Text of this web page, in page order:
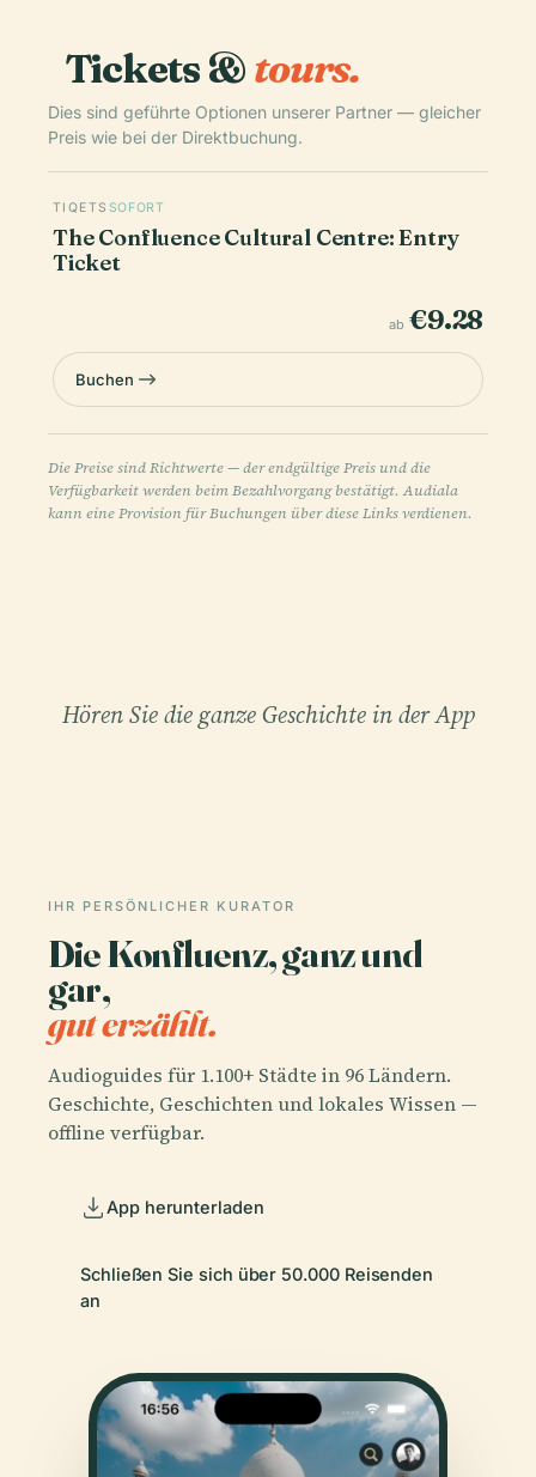
Tickets &tours.
Dies sind geführte Optionen unserer Partner — gleicher
Preis wie bei der Direktbuchung.
TIQETS SOFORT
The Confluence Cultural Centre: Entry
Ticket
ab €9.28
Buchen
Die Preise sind Richtwerte — der endgültige Preis und die
Verfügbarkeit werden beim Bezahlvorgang bestätigt. Audiala
kann eine Provision für Buchungen über diese Links verdienen.
Hören Sie die ganze Geschichte in der App
IHR PERSÖNLICHER KURATOR
Die Konfluenz, ganz und
gar,
gut erzählt.
Audioguides für 1.100+ Städte in 96 Ländern.
Geschichte, Geschichten und lokales Wissen —
offline verfügbar.
App herunterladen
Schließen Sie sich über 50.000 Reisenden
an